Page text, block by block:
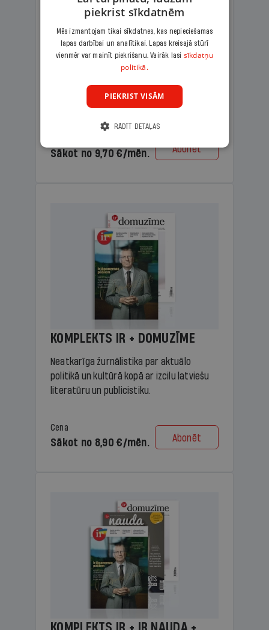
KOMPLEKTS IR + LASIS
Ģimenes komplekts – aizraujošs
lasāmžurnāls bērniem un analītiska
lasāmviela vecākiem.
Sākot no 9,70 €/mēn. Abonēt
KOMPLEKTS IR + DOMUZĪME
Neatkarīga žurnālistika par aktuālo
politikā un kultūrā kopā ar izcilu latviešu
literatūru un publicistiku.
Cena
Sākot no 8,90 €/mēn. Abonēt
piekrist sīkdatnēm
Mēs izmantojam tikai sīkdatnes, kas nepieciešamas
lapas darbībai un analītikai. Lapas kreisajā stūrī
vienmēr var mainīt piekrišanu. Vairāk lasi sīkdatņu
politikā.
PIEKRIST VISĀM
RĀDĪT DETAĻAS